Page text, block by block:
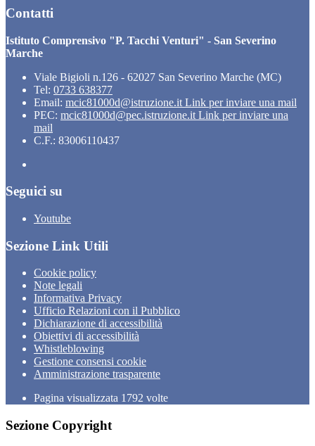
Contatti
Istituto Comprensivo "P. Tacchi Venturi" - San Severino
Marche
Viale Bigioli n.126 - 62027 San Severino Marche (MC)
Tel: 0733 638377
Email: mcic81000d@istruzione.it Link per inviare una mail
PEC: mcic81000d@pec.istruzione.it Link per inviare una
mail
C.F.: 83006110437
Seguici su
Youtube
Sezione Link Utili
Cookie policy
Note legali
Informativa Privacy
Ufficio Relazioni con il Pubblico
Dichiarazione di accessibilità
Obiettivi di accessibilità
Whistleblowing
Gestione consensi cookie
Amministrazione trasparente
Pagina visualizzata 1792 volte
Sezione Copyright